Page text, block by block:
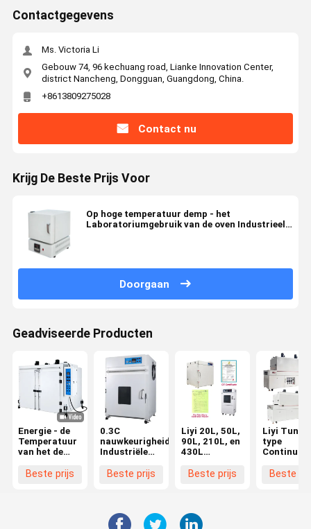
Contactgegevens
Ms. Victoria Li
Gebouw 74, 96 kechuang road, Lianke Innovation Center,
district Nancheng, Dongguan, Guangdong, China.
+8613809275028
Contact nu
Krijg De Beste Prijs Voor
Op hoge temperatuur demp - het
Laboratoriumgebruik van de oven Industrieel
Doorgaan
Geadviseerde Producten
Energie - de
Temperatuur
van het de
van de
Beste prijs
0.3C
nauwkeurigheids
Industriële
over
Beste prijs
Liyi 20L, 50L,
90L, 210L, en
430L
laboratorium
Met
Vacuümpomp
Beste prijs
Liyi
type
Conveying
Beste